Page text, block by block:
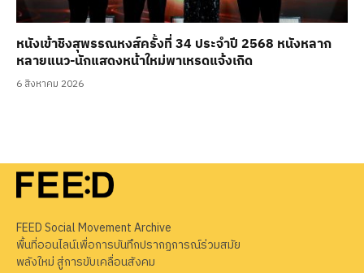
หนังเข้าชิงสุพรรณหงส์ครั้งที่ 34 ประจำปี 2568 หนังหลาก
หลายแนว-นักแสดงหน้าใหม่พาเหรดแจ้งเกิด
6 สิงหาคม 2026
FEED Social Movement Archive
พื้นที่ออนไลน์เพื่อการบันทึกปรากฏการณ์ร่วมสมัย
พลังใหม่ สู่การขับเคลื่อนสังคม